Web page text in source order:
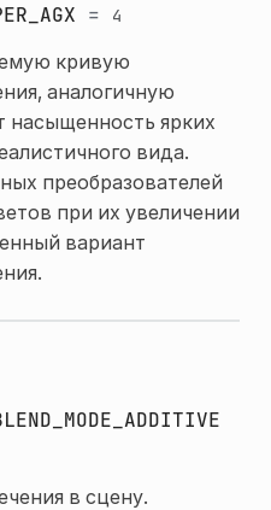
= 4
кривую
аналогичную
насыщенность ярких
вида.
преобразователей
при их увеличении
вариант
в сцену.